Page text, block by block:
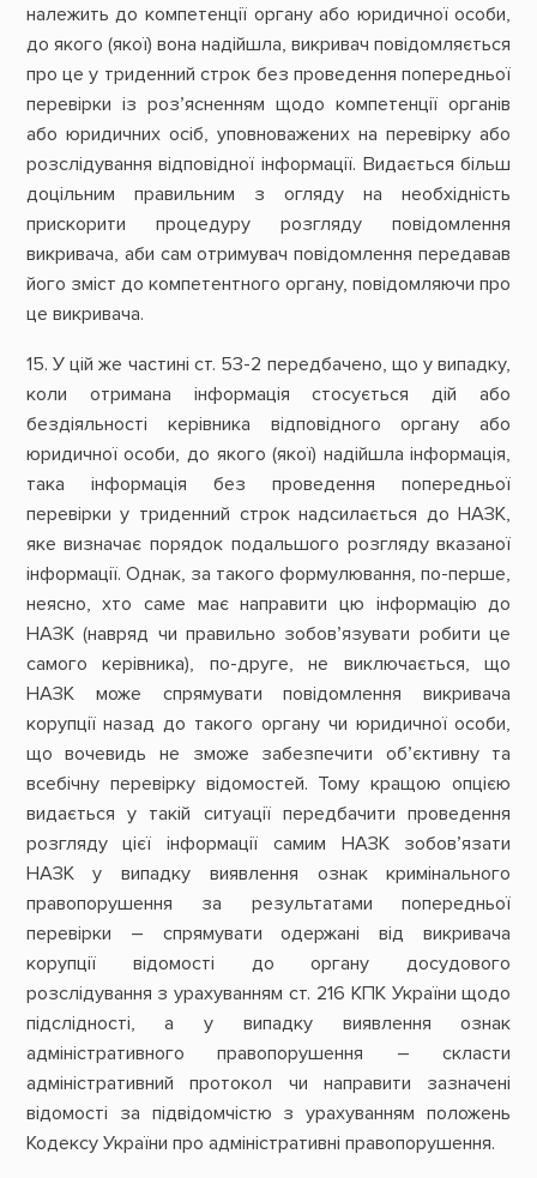
належить до компетенції органу або юридичної особи,
до якого (якої) вона надійшла, викривач повідомляється
про це у триденний строк без проведення попередньої
перевірки із роз’ясненням щодо компетенції органів
або юридичних осіб, уповноважених на перевірку або
розслідування відповідної інформації. Видається більш
доцільним правильним з огляду на необхідність
прискорити процедуру розгляду повідомлення
викривача, аби сам отримувач повідомлення передавав
його зміст до компетентного органу, повідомляючи про
це викривача.
15. У цій же частині ст. 53-2 передбачено, що у випадку,
коли отримана інформація стосується дій або
бездіяльності керівника відповідного органу або
юридичної особи, до якого (якої) надійшла інформація,
така інформація без проведення попередньої
перевірки у триденний строк надсилається до НАЗК,
яке визначає порядок подальшого розгляду вказаної
інформації. Однак, за такого формулювання, по-перше,
неясно, хто саме має направити цю інформацію до
НАЗК (навряд чи правильно зобов’язувати робити це
самого керівника), по-друге, не виключається, що
НАЗК може спрямувати повідомлення викривача
корупції назад до такого органу чи юридичної особи,
що вочевидь не зможе забезпечити об’єктивну та
всебічну перевірку відомостей. Тому кращою опцією
видається у такій ситуації передбачити проведення
розгляду цієї інформації самим НАЗК зобов’язати
НАЗК у випадку виявлення ознак кримінального
правопорушення за результатами попередньої
перевірки – спрямувати одержані від викривача
корупції відомості до органу досудового
розслідування з урахуванням ст. 216 КПК України щодо
підслідності, а у випадку виявлення ознак
адміністративного правопорушення – скласти
адміністративний протокол чи направити зазначені
відомості за підвідомчістю з урахуванням положень
Кодексу України про адміністративні правопорушення.